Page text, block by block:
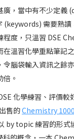
廣，當中有不少定義
需要熟讀
程度，只溫習 DSE
在溫習化學重點筆記
令腦袋輸入資訊之餘
。
化學練習、評價較
售的Chemistry 1000
by topic 練習的形式